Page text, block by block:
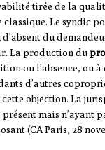
tirée de la
classique. Le syndic
du
La production du
ou l’absence, ou à
d’autres
objection. La
mais n’ayant
(CA Paris, 28